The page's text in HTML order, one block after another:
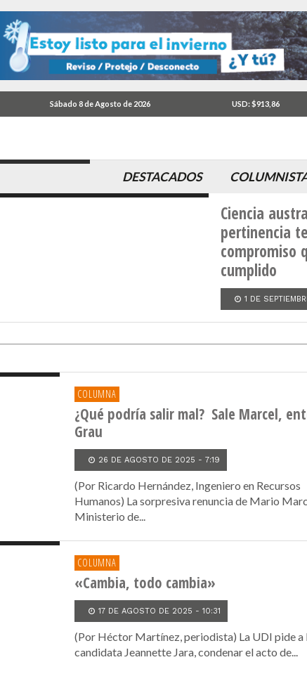
Sábado 8 de Agosto de 2026 USD: $913,86
DESTACADOS
Ciencia
pertinencia
compromiso
cumplido
1 DE
COLUMNA
¿Qué podría salir mal? Sale Marcel,
Grau
26 DE AGOSTO DE 2025 - 7:19
(Por Ricardo Hernández, Ingeniero en Recursos
Humanos) La sorpresiva renuncia de Mario
Ministerio de...
COLUMNA
«Cambia, todo cambia»
17 DE AGOSTO DE 2025 - 10:31
(Por Héctor Martínez, periodista) La UDI pide a
candidata Jeannette Jara, condenar el acto de...